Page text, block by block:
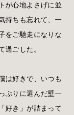
が心地よさげに並
持ちも忘れて、一
をご馳走になりな
過ごした。
は好きで、いつも
ぷりに選んだ壁一
好き」が詰まって